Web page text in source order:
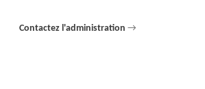
Contactez l'administration →